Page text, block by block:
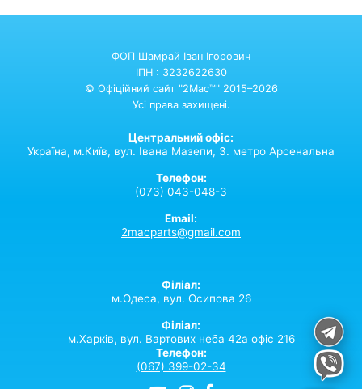
ФОП Шамрай Іван Ігорович
ІПН : 3232622630
© Офіційний сайт "2Mac™" 2015–2026
Усі права захищені.
Центральний офіс:
Україна, м.Київ, вул. Івана Мазепи, 3. метро Арсенальна
Телефон:
(073) 043-048-3
Email:
2macparts@gmail.com
Філіал:
м.Одеса, вул. Осипова 26
Філіал:
м.Харків, вул. Вартових неба 42а офіс 216
Телефон:
(067) 399-02-34